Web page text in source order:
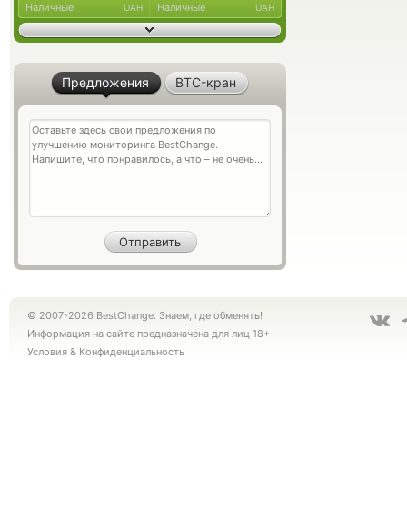
Наличные UAH Наличные UAH
Предложения BTC-кран
© 2007-2026 BestChange. Знаем, где обменять!
Информация на сайте предназначена для лиц 18+
Условия & Конфиденциальность